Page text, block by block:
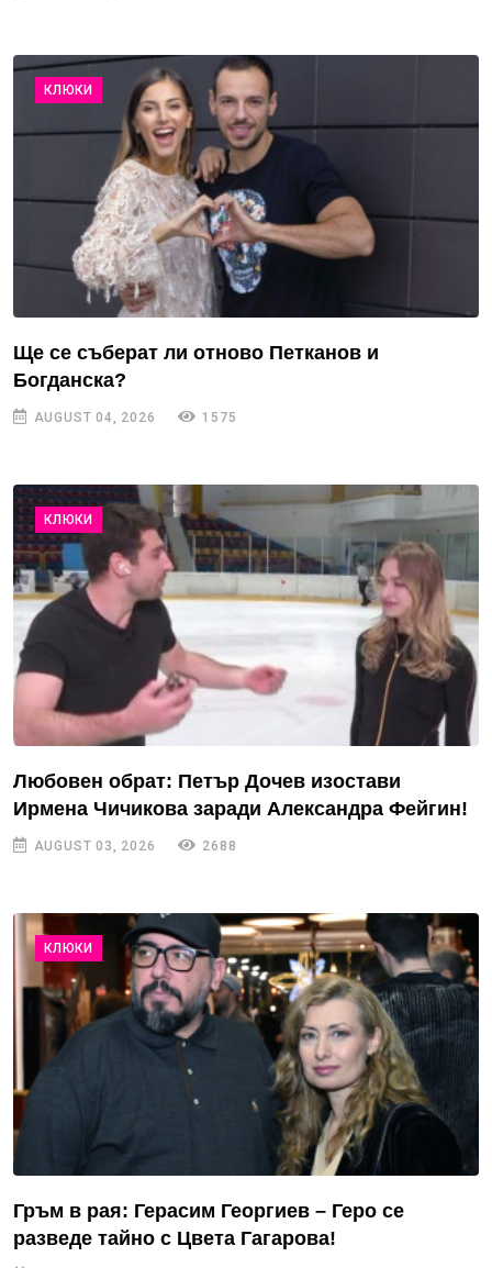
КЛЮКИ
Ще се съберат ли отново Петканов и
Богданска?
AUGUST 04, 2026 1575
КЛЮКИ
Любовен обрат: Петър Дочев изостави
Ирмена Чичикова заради Александра Фейгин!
AUGUST 03, 2026 2688
КЛЮКИ
Гръм в рая: Герасим Георгиев – Геро се
разведе тайно с Цвета Гагарова!